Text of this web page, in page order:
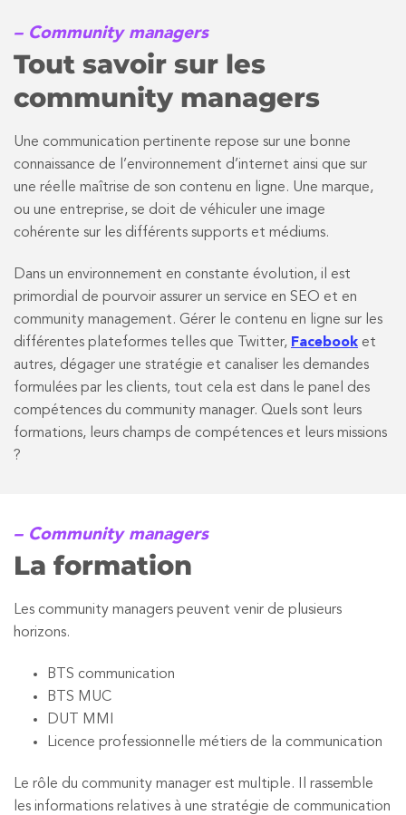
– Community managers
Tout savoir sur les
community managers
Une communication pertinente repose sur une bonne
connaissance de l’environnement d’internet ainsi que sur
une réelle maîtrise de son contenu en ligne. Une marque,
ou une entreprise, se doit de véhiculer une image
cohérente sur les différents supports et médiums.
Dans un environnement en constante évolution, il est
primordial de pourvoir assurer un service en SEO et en
community management. Gérer le contenu en ligne sur les
différentes plateformes telles que Twitter, Facebook et
autres, dégager une stratégie et canaliser les demandes
formulées par les clients, tout cela est dans le panel des
compétences du community manager. Quels sont leurs
formations, leurs champs de compétences et leurs missions
?
– Community managers
La formation
Les community managers peuvent venir de plusieurs
horizons.
BTS communication
BTS MUC
DUT MMI
Licence professionnelle métiers de la communication
Le rôle du community manager est multiple. Il rassemble
les informations relatives à une stratégie de communication